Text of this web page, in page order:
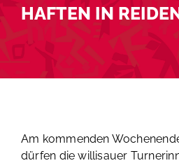
HAFTEN IN
Am kommenden
dürfen die willisauer